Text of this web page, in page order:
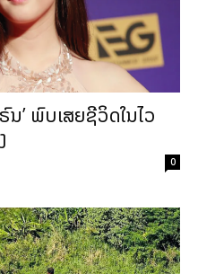
ນ’ ພົບເສຍຊີວິດໃນໄວ
0